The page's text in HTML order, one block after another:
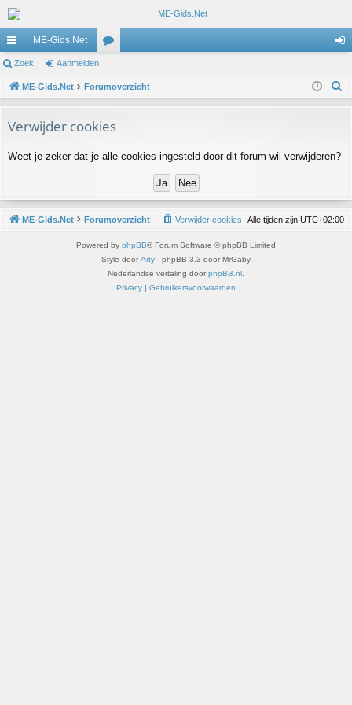
ne
lle
ks
ME-Gids.Net
u
s
m
n
Zoek Aanmelden
ME-Gids.Net Forumoverzicht
Verwijder cookies
Weet je zeker dat je alle cookies ingesteld door dit forum wil verwijderen?
ME-Gids.Net Forumoverzicht Alle tijden zijn UTC+02:00
Verwijder cookies
Powered by phpBB® Forum Software © phpBB Limited
Style door Arty - phpBB 3.3 door MrGaby
Nederlandse vertaling door phpBB.nl
Privacy | Gebruikersvoorwaarden